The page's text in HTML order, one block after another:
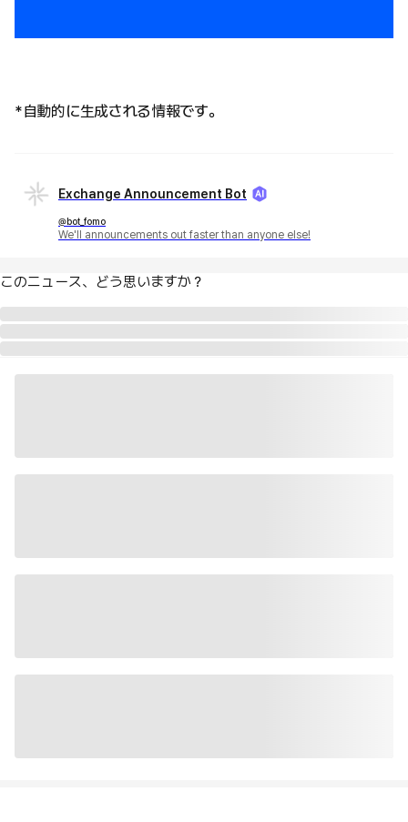
*自動的に生成される情報です。
Exchange Announcement Bot
@bot_fomo
We'll announcements out faster than anyone else!
このニュース、どう思いますか？